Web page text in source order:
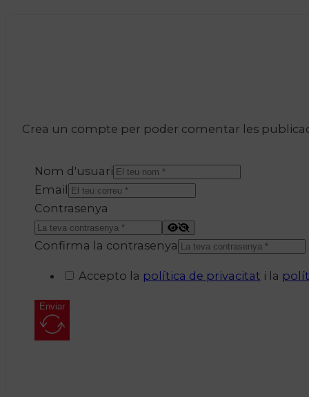
Crea un compte per poder comentar les
Nom d'usuari
Email
Contrasenya
Confirma la contrasenya
Accepto la política de privacitat i la
Enviar